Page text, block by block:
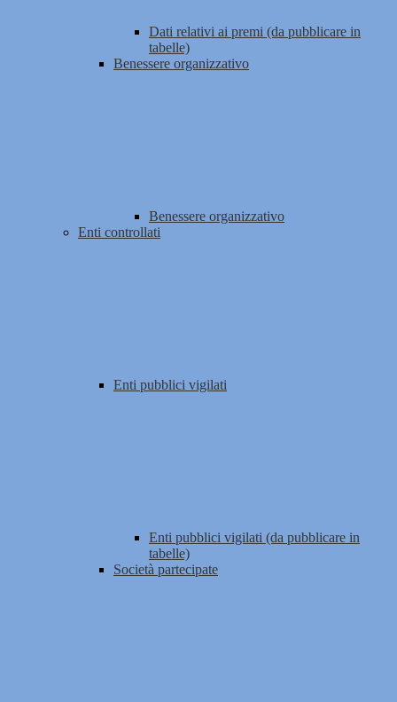
Dati relativi ai premi (da pubblicare in
tabelle)
Benessere organizzativo
Benessere organizzativo
Enti controllati
Enti pubblici vigilati
Enti pubblici vigilati (da pubblicare in
tabelle)
Società partecipate